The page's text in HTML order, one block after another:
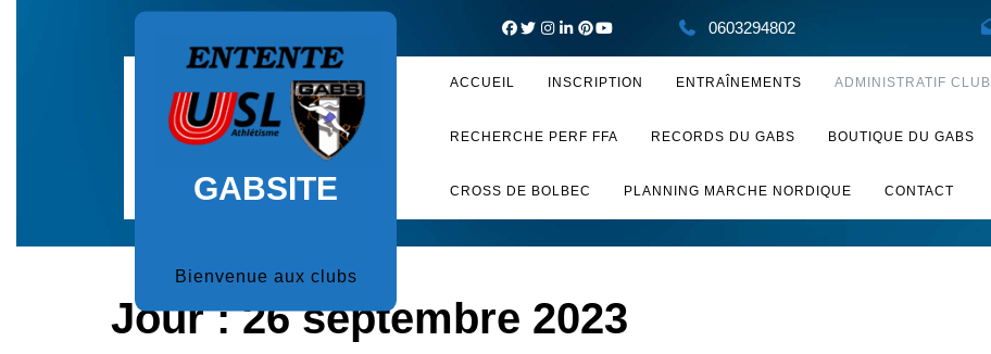
0603294802
GABSITE
Bienvenue aux clubs
ACCUEIL INSCRIPTION ENTRAÎNEMENTS ADMINISTRATIF CLUB
RECHERCHE PERF FFA RECORDS DU GABS BOUTIQUE DU GABS
CROSS DE BOLBEC PLANNING MARCHE NORDIQUE CONTACT
Jour :26 septembre 2023